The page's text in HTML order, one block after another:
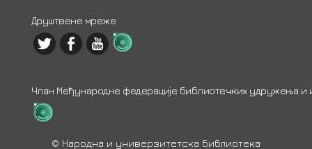
Друштвене мреже
Члан Међународне федерације библиотечких удружења и
© Народна и универзитетска библиотека